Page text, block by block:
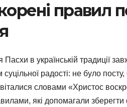
правил
Пасхи в українській традиції
радості: не було
словами «Христос
які допомагали